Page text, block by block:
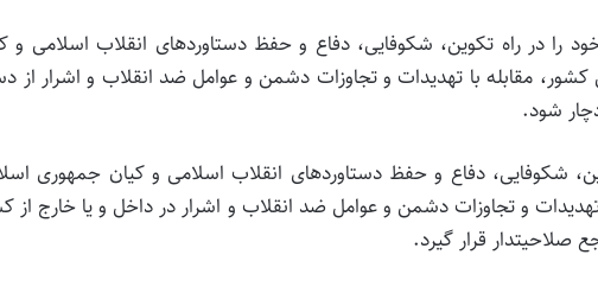
را در راه تکوین، شکوفایی، دفاع و حفظ دستاوردهای انقلاب اسلامی و
مقابله با تهدیدات و تجاوزات دشمن و عوامل ضد انقلاب و اشرار از
شود.
شکوفایی، دفاع و حفظ دستاوردهای انقلاب اسلامی و کیان جمهوری
و تجاوزات دشمن و عوامل ضد انقلاب و اشرار در داخل و یا خارج از
صلاحیتدار قرار گیرد.